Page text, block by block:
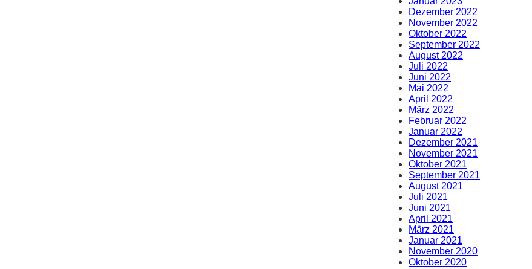
Dezember 2022
November 2022
Oktober 2022
September 2022
August 2022
Juli 2022
Juni 2022
Mai 2022
April 2022
März 2022
Februar 2022
Januar 2022
Dezember 2021
November 2021
Oktober 2021
September 2021
August 2021
Juli 2021
Juni 2021
April 2021
März 2021
Januar 2021
November 2020
Oktober 2020